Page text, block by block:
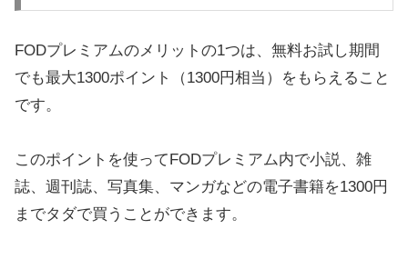
FODプレミアムのメリットの1つは、無料お試し期間
でも最大1300ポイント（1300円相当）をもらえること
です。
このポイントを使ってFODプレミアム内で小説、雑
誌、週刊誌、写真集、マンガなどの電子書籍を1300円
までタダで買うことができます。